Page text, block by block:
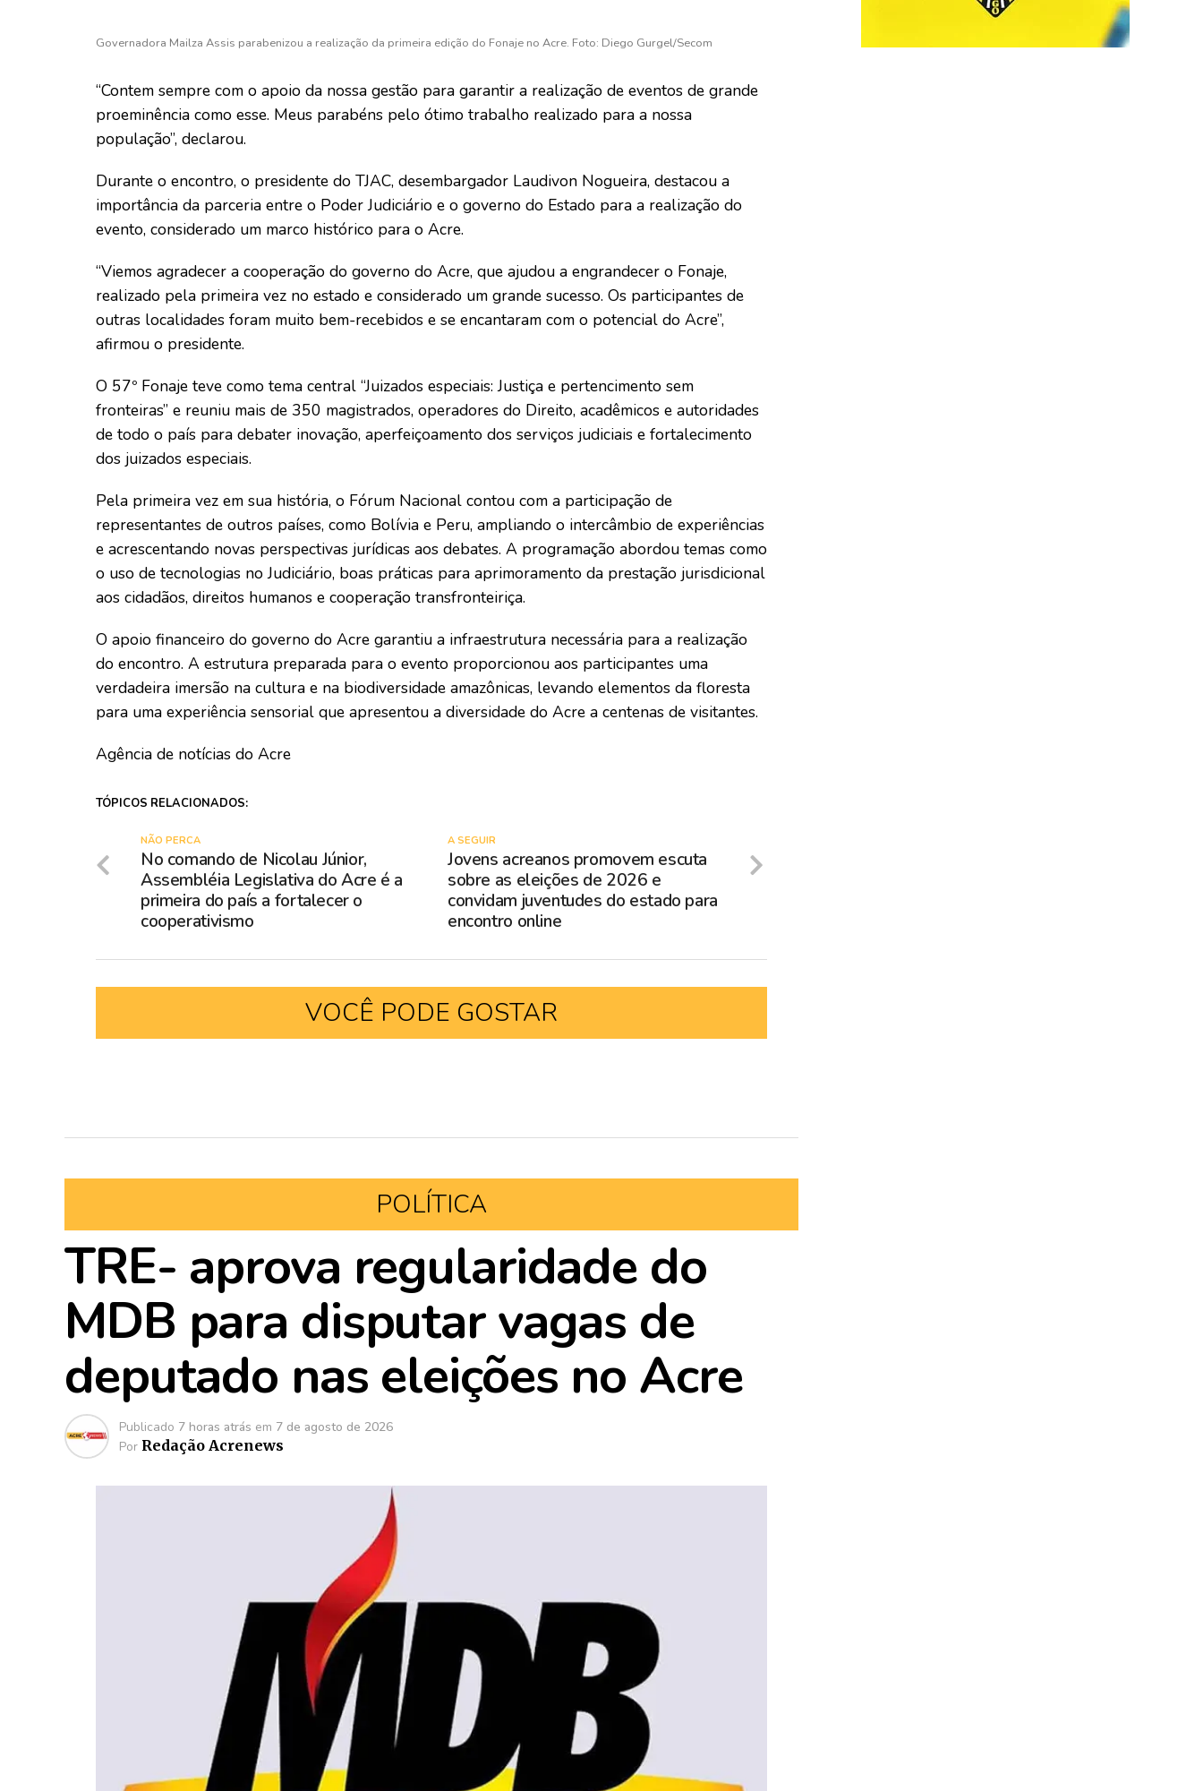
Governadora Mailza Assis parabenizou a realização da primeira edição do Fonaje no Acre. Foto: Diego Gurgel/Secom
“Contem sempre com o apoio da nossa gestão para garantir a realização de eventos de grande
proeminência como esse. Meus parabéns pelo ótimo trabalho realizado para a nossa
população”, declarou.
Durante o encontro, o presidente do TJAC, desembargador Laudivon Nogueira, destacou a
importância da parceria entre o Poder Judiciário e o governo do Estado para a realização do
evento, considerado um marco histórico para o Acre.
“Viemos agradecer a cooperação do governo do Acre, que ajudou a engrandecer o Fonaje,
realizado pela primeira vez no estado e considerado um grande sucesso. Os participantes de
outras localidades foram muito bem-recebidos e se encantaram com o potencial do Acre”,
afirmou o presidente.
O 57º Fonaje teve como tema central “Juizados especiais: Justiça e pertencimento sem
fronteiras” e reuniu mais de 350 magistrados, operadores do Direito, acadêmicos e autoridades
de todo o país para debater inovação, aperfeiçoamento dos serviços judiciais e fortalecimento
dos juizados especiais.
Pela primeira vez em sua história, o Fórum Nacional contou com a participação de
representantes de outros países, como Bolívia e Peru, ampliando o intercâmbio de experiências
e acrescentando novas perspectivas jurídicas aos debates. A programação abordou temas como
o uso de tecnologias no Judiciário, boas práticas para aprimoramento da prestação jurisdicional
aos cidadãos, direitos humanos e cooperação transfronteiriça.
O apoio financeiro do governo do Acre garantiu a infraestrutura necessária para a realização
do encontro. A estrutura preparada para o evento proporcionou aos participantes uma
verdadeira imersão na cultura e na biodiversidade amazônicas, levando elementos da floresta
para uma experiência sensorial que apresentou a diversidade do Acre a centenas de visitantes.
Agência de notícias do Acre
TÓPICOS RELACIONADOS:
A SEGUIR
Jovens acreanos promovem escuta
sobre as eleições de 2026 e
convidam juventudes do estado para
encontro online
NÃO PERCA
No comando de Nicolau Júnior,
Assembléia Legislativa do Acre é a
primeira do país a fortalecer o
cooperativismo
VOCÊ PODE GOSTAR
POLÍTICA
TRE- aprova regularidade do
MDB para disputar vagas de
deputado nas eleições no Acre
Publicado 7 horas atrás em 7 de agosto de 2026
Por Redação Acrenews